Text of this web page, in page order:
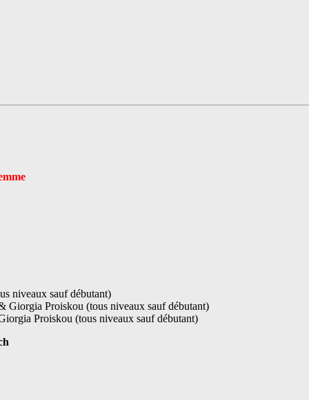
niveaux sauf débutant)
Giorgia Proiskou (tous niveaux sauf débutant)
Proiskou (tous niveaux sauf débutant)